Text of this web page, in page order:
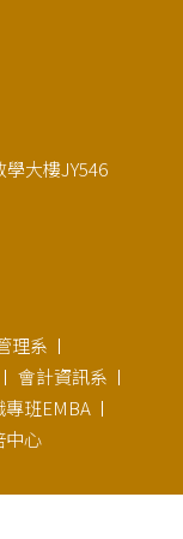
大樓JY546
理系
會計資訊系
班EMBA
中心